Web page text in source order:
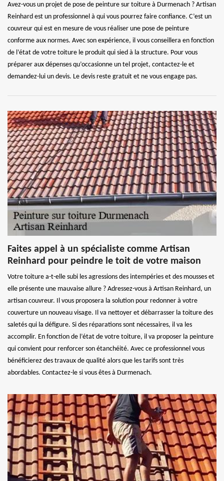
Avez-vous un projet de pose de peinture sur toiture à Durmenach ? Artisan
Reinhard est un professionnel à qui vous pourrez faire confiance. C’est un
couvreur qui est en mesure de vous réaliser une pose de peinture
conforme aux normes. Avec son expérience, il vous conseillera en fonction
de l’état de votre toiture le produit qui sied à la structure. Pour vous
préparer aux dépenses qu’occasionne un tel projet, contactez-le et
demandez-lui un devis. Le devis reste gratuit et ne vous engage pas.
Faites appel à un spécialiste comme Artisan
Reinhard pour peindre le toit de votre maison
Votre toiture a-t-elle subi les agressions des intempéries et des mousses et
elle présente une mauvaise allure ? Adressez-vous à Artisan Reinhard, un
artisan couvreur. Il vous proposera la solution pour redonner à votre
couverture un nouveau visage. Il va nettoyer et débarrasser la toiture des
saletés qui la défigure. Si des réparations sont nécessaires, il va les
accomplir. En fonction de l’état de votre toiture, il va proposer la peinture
qui convient pour renforcer son étanchéité. Avec ce professionnel vous
bénéficierez des travaux de qualité alors que les tarifs sont très
abordables. Contactez-le si vous êtes à Durmenach.